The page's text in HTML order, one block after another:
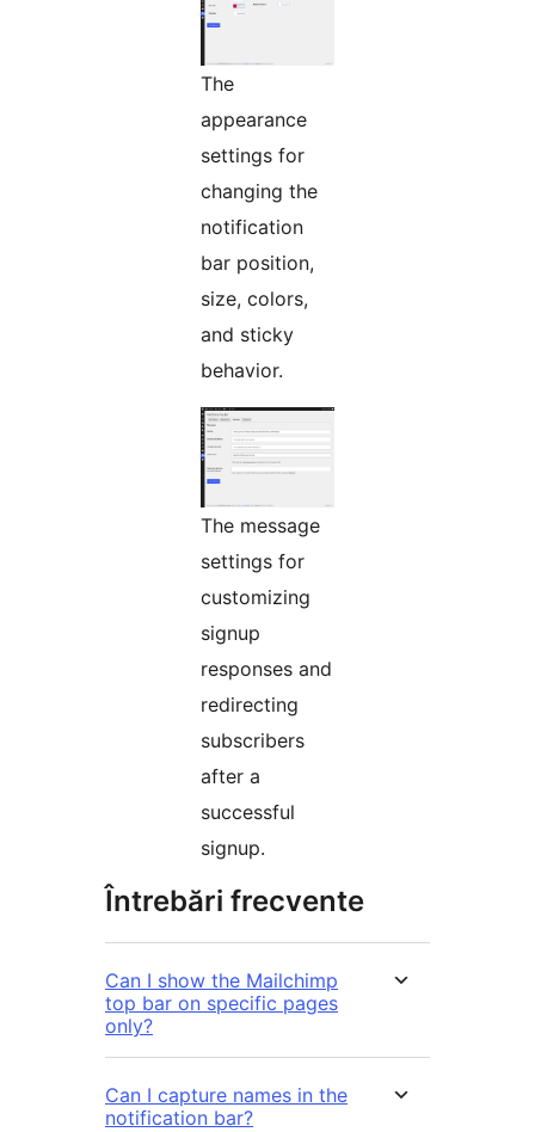
The
appearance
settings for
changing the
notification
bar position,
size, colors,
and sticky
behavior.
The message
settings for
customizing
signup
responses and
redirecting
subscribers
after a
successful
signup.
Întrebări frecvente
Can I show the Mailchimp
top bar on specific pages
only?
Can I capture names in the
notification bar?